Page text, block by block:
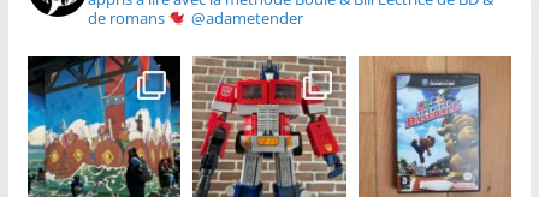
de romans
@adametender